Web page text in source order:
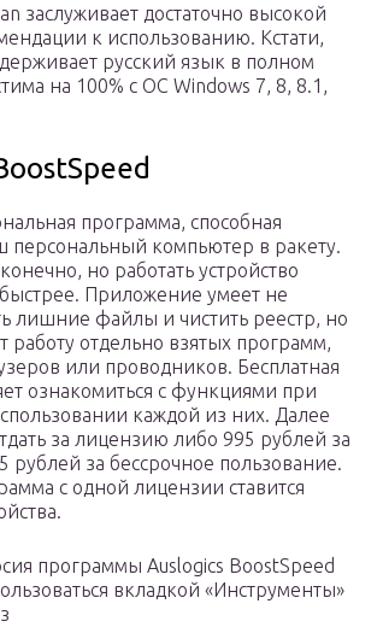
заслуживает достаточно высокой
к использованию. Кстати,
русский язык в полном
на 100% с ОС Windows 7, 8, 8.1,
программа, способная
персональный компьютер в ракету.
но работать устройство
Приложение умеет не
лишние файлы и чистить реестр, но
работу отдельно взятых программ,
или проводников. Бесплатная
ознакомиться с функциями при
каждой из них. Далее
за лицензию либо 995 рублей за
рублей за бессрочное пользование.
с одной лицензии ставится
программы Auslogics BoostSpeed
вкладкой «Инструменты»